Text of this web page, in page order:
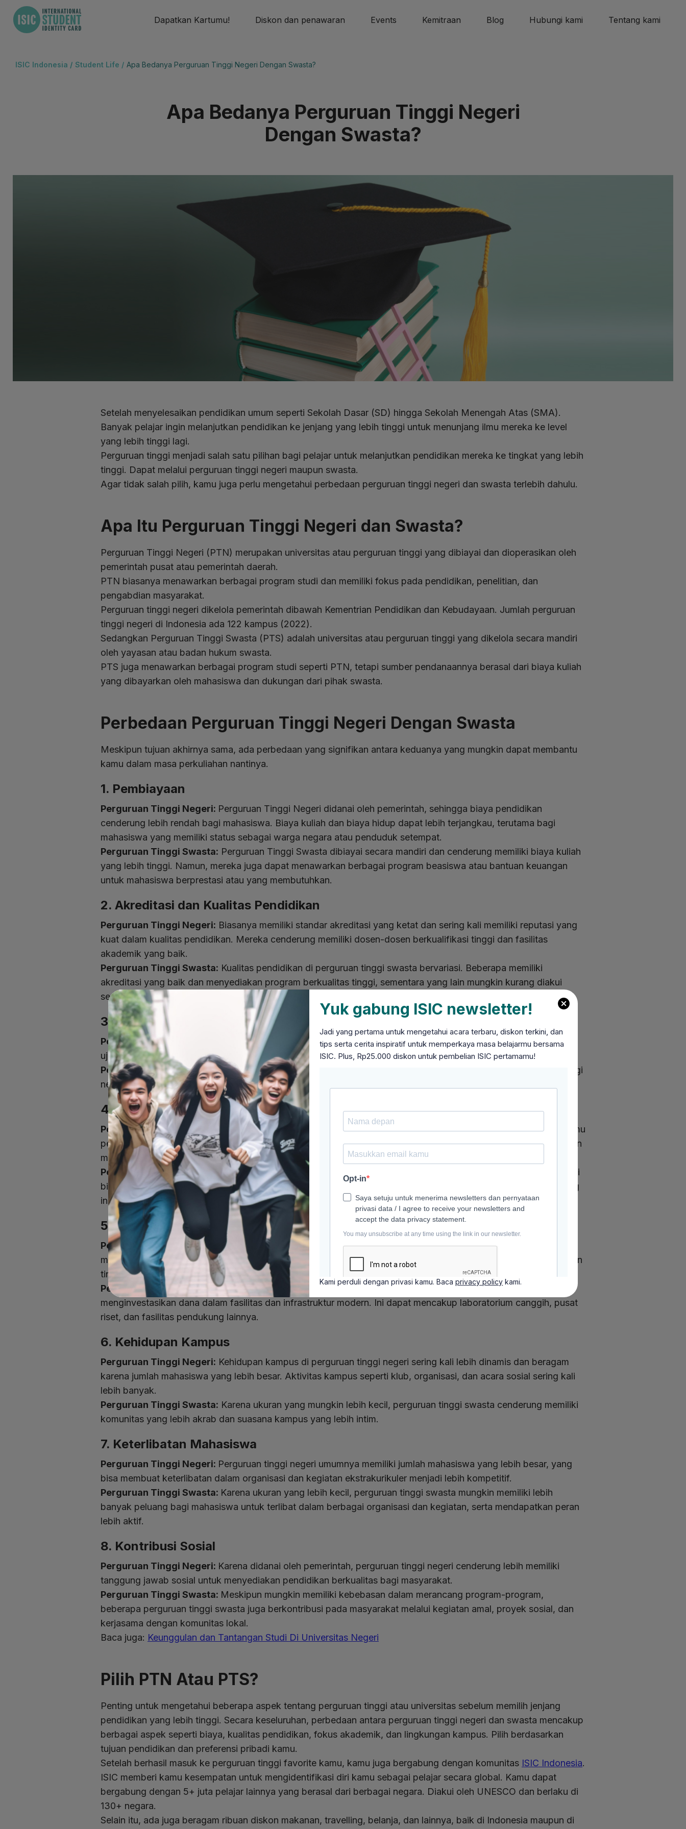
Dapatkan Kartumu! Diskon dan penawaran Events Kemitraan Blog Hubungi kami Tentang kami
ISIC Indonesia / Student Life / Apa Bedanya Perguruan Tinggi Negeri Dengan Swasta?
Apa Bedanya Perguruan Tinggi Negeri
Dengan Swasta?
Setelah menyelesaikan pendidikan umum seperti Sekolah Dasar (SD) hingga Sekolah Menengah Atas (SMA).
Banyak pelajar ingin melanjutkan pendidikan ke jenjang yang lebih tinggi untuk menunjang ilmu mereka ke level
yang lebih tinggi lagi.
Perguruan tinggi menjadi salah satu pilihan bagi pelajar untuk melanjutkan pendidikan mereka ke tingkat yang lebih
tinggi. Dapat melalui perguruan tinggi negeri maupun swasta.
Agar tidak salah pilih, kamu juga perlu mengetahui perbedaan perguruan tinggi negeri dan swasta terlebih dahulu.
Apa Itu Perguruan Tinggi Negeri dan Swasta?
Perguruan Tinggi Negeri (PTN) merupakan universitas atau perguruan tinggi yang dibiayai dan dioperasikan oleh
pemerintah pusat atau pemerintah daerah.
PTN biasanya menawarkan berbagai program studi dan memiliki fokus pada pendidikan, penelitian, dan
pengabdian masyarakat.
Perguruan tinggi negeri dikelola pemerintah dibawah Kementrian Pendidikan dan Kebudayaan. Jumlah perguruan
tinggi negeri di Indonesia ada 122 kampus (2022).
Sedangkan Perguruan Tinggi Swasta (PTS) adalah universitas atau perguruan tinggi yang dikelola secara mandiri
oleh yayasan atau badan hukum swasta.
PTS juga menawarkan berbagai program studi seperti PTN, tetapi sumber pendanaannya berasal dari biaya kuliah
yang dibayarkan oleh mahasiswa dan dukungan dari pihak swasta.
Perbedaan Perguruan Tinggi Negeri Dengan Swasta
Meskipun tujuan akhirnya sama, ada perbedaan yang signifikan antara keduanya yang mungkin dapat membantu
kamu dalam masa perkuliahan nantinya.
1. Pembiayaan
Perguruan Tinggi Negeri: Perguruan Tinggi Negeri didanai oleh pemerintah, sehingga biaya pendidikan
cenderung lebih rendah bagi mahasiswa. Biaya kuliah dan biaya hidup dapat lebih terjangkau, terutama bagi
mahasiswa yang memiliki status sebagai warga negara atau penduduk setempat.
Perguruan Tinggi Swasta: Perguruan Tinggi Swasta dibiayai secara mandiri dan cenderung memiliki biaya kuliah
yang lebih tinggi. Namun, mereka juga dapat menawarkan berbagai program beasiswa atau bantuan keuangan
untuk mahasiswa berprestasi atau yang membutuhkan.
2. Akreditasi dan Kualitas Pendidikan
Perguruan Tinggi Negeri: Biasanya memiliki standar akreditasi yang ketat dan sering kali memiliki reputasi yang
kuat dalam kualitas pendidikan. Mereka cenderung memiliki dosen-dosen berkualifikasi tinggi dan fasilitas
akademik yang baik.
Perguruan Tinggi Swasta: Kualitas pendidikan di perguruan tinggi swasta bervariasi. Beberapa memiliki
akreditasi yang baik dan menyediakan program berkualitas tinggi, sementara yang lain mungkin kurang diakui
secara luas.
3. Seleksi Mahasiswa Baru
Perguruan Tinggi Negeri:
Proses seleksi di perguruan tinggi negeri sering kali kompetitif dan berdasarkan hasil
ujian nasional atau tes masuk universitas tertentu. Kapasitas penerimaan mahasiswa seringkali terbatas.
Perguruan Tinggi Swasta:Beberapa perguruan tinggi swasta memiliki seleksi yang ketat seperti perguruan tinggi
negeri, sementara yang lain mungkin memiliki kriteria masuk yang lebih terbuka.
4. Fokus dan Keunggulan Akademik
Perguruan Tinggi Negeri:
Banyak perguruan tinggi negeri memiliki fokus pada penelitian dan pengembangan ilmu
pengetahuan. Mereka juga sering memiliki program-program yang lebih beragam dan berorientasi pada pelayanan
masyarakat.
Perguruan Tinggi Swasta:
Beberapa perguruan tinggi swasta memiliki keunggulan dalam bidang tertentu seperti
bisnis, teknologi, atau seni. Mereka cenderung lebih fleksibel dalam merancang program-program akademik yang
inovatif.
5. Fasilitas dan Infrastruktur
Perguruan Tinggi Negeri:
Beberapa perguruan tinggi negeri memiliki fasilitas yang sangat baik, terutama jika
memiliki dana dan dukungan pemerintah yang kuat. Namun, tingkat variasi fasilitas dapat berbeda antar perguruan
tinggi negeri.
Perguruan Tinggi Swasta:Perguruan tinggi swasta seringkali memiliki kemampuan lebih besar untuk
menginvestasikan dana dalam fasilitas dan infrastruktur modern. Ini dapat mencakup laboratorium canggih, pusat
riset, dan fasilitas pendukung lainnya.
6. Kehidupan Kampus
Perguruan Tinggi Negeri: Kehidupan kampus di perguruan tinggi negeri sering kali lebih dinamis dan beragam
karena jumlah mahasiswa yang lebih besar. Aktivitas kampus seperti klub, organisasi, dan acara sosial sering kali
lebih banyak.
Perguruan Tinggi Swasta: Karena ukuran yang mungkin lebih kecil, perguruan tinggi swasta cenderung memiliki
komunitas yang lebih akrab dan suasana kampus yang lebih intim.
7. Keterlibatan Mahasiswa
Perguruan Tinggi Negeri: Perguruan tinggi negeri umumnya memiliki jumlah mahasiswa yang lebih besar, yang
bisa membuat keterlibatan dalam organisasi dan kegiatan ekstrakurikuler menjadi lebih kompetitif.
Perguruan Tinggi Swasta: Karena ukuran yang lebih kecil, perguruan tinggi swasta mungkin memiliki lebih
banyak peluang bagi mahasiswa untuk terlibat dalam berbagai organisasi dan kegiatan, serta mendapatkan peran
lebih aktif.
8. Kontribusi Sosial
Perguruan Tinggi Negeri: Karena didanai oleh pemerintah, perguruan tinggi negeri cenderung lebih memiliki
tanggung jawab sosial untuk menyediakan pendidikan berkualitas bagi masyarakat.
Perguruan Tinggi Swasta: Meskipun mungkin memiliki kebebasan dalam merancang program-program,
beberapa perguruan tinggi swasta juga berkontribusi pada masyarakat melalui kegiatan amal, proyek sosial, dan
kerjasama dengan komunitas lokal.
Baca juga: Keunggulan dan Tantangan Studi Di Universitas Negeri
Pilih PTN Atau PTS?
Penting untuk mengetahui beberapa aspek tentang perguruan tinggi atau universitas sebelum memilih jenjang
pendidikan yang lebih tinggi. Secara keseluruhan, perbedaan antara perguruan tinggi negeri dan swasta mencakup
berbagai aspek seperti biaya, kualitas pendidikan, fokus akademik, dan lingkungan kampus. Pilih berdasarkan
tujuan pendidikan dan preferensi pribadi kamu.
Setelah berhasil masuk ke perguruan tinggi favorite kamu, kamu juga bergabung dengan komunitas ISIC Indonesia.
ISIC memberi kamu kesempatan untuk mengidentifikasi diri kamu sebagai pelajar secara global. Kamu dapat
bergabung dengan 5+ juta pelajar lainnya yang berasal dari berbagai negara. Diakui oleh UNESCO dan berlaku di
130+ negara.
Selain itu, ada juga beragam ribuan diskon makanan, travelling, belanja, dan lainnya, baik di Indonesia maupun di
Yuk gabung ISIC newsletter!
Jadi yang pertama untuk mengetahui acara terbaru, diskon terkini, dan
tips serta cerita inspiratif untuk memperkaya masa belajarmu bersama
ISIC. Plus, Rp25.000 diskon untuk pembelian ISIC pertamamu!
Kami perduli dengan privasi kamu. Bacaprivacy policy kami.